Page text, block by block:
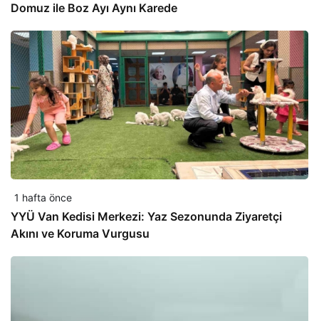
Domuz ile Boz Ayı Aynı Karede
1 hafta önce
YYÜ Van Kedisi Merkezi: Yaz Sezonunda Ziyaretçi
Akını ve Koruma Vurgusu